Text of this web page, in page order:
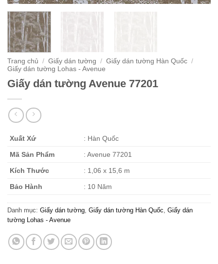
Trang chủ / Giấy dán tường / Giấy dán tường Hàn Quốc /
Giấy dán tường Lohas - Avenue
Giấy dán tường Avenue 77201
Xuất Xứ : Hàn Quốc
Mã Sản Phẩm : Avenue 77201
Kích Thước : 1,06 x 15,6 m
Bảo Hành : 10 Năm
Danh mục: Giấy dán tường, Giấy dán tường Hàn Quốc, Giấy dán
tường Lohas - Avenue